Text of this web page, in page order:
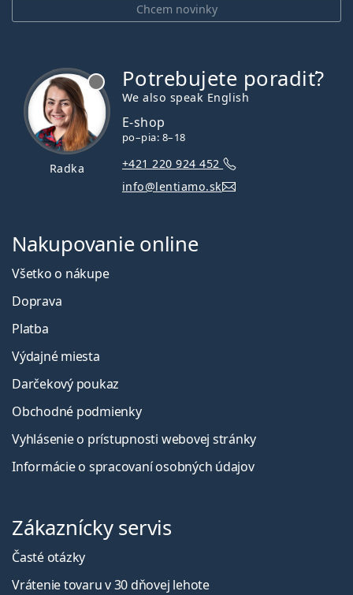
Chcem novinky
Radka
Potrebujete poradiť?
We also speak English
E-shop
po–pia: 8–18
+421 220 924 452
info@lentiamo.sk
Nakupovanie online
Všetko o nákupe
Doprava
Platba
Výdajné miesta
Darčekový poukaz
Obchodné podmienky
Vyhlásenie o prístupnosti webovej stránky
Informácie o spracovaní osobných údajov
Zákaznícky servis
Časté otázky
Vrátenie tovaru v 30 dňovej lehote